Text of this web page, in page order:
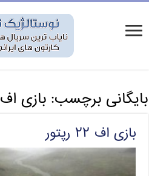
بایگانی برچسب:بازی اف 22 دانلود
بازی اف ۲۲ رپتور